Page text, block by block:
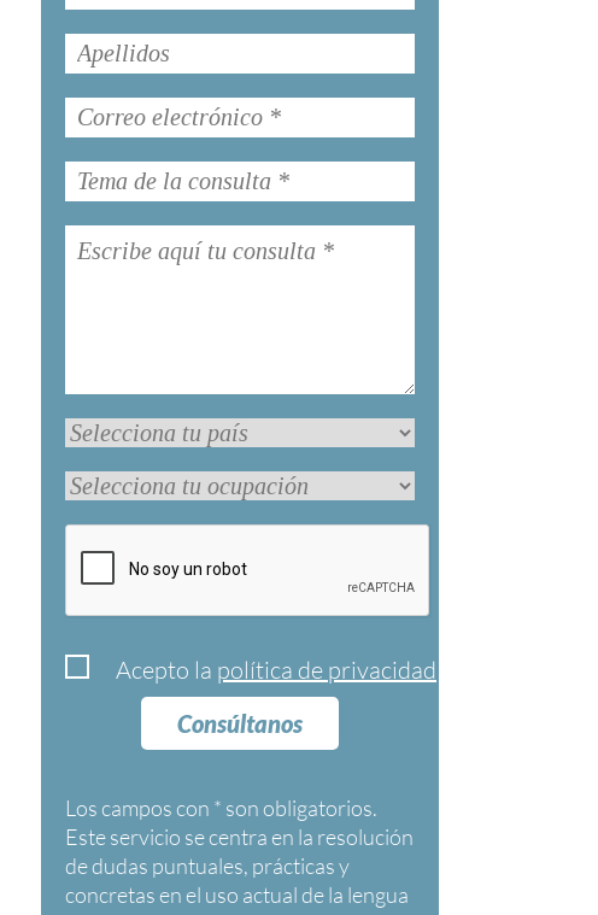
Acepto la política de privacidad
Consúltanos
Los campos con * son obligatorios